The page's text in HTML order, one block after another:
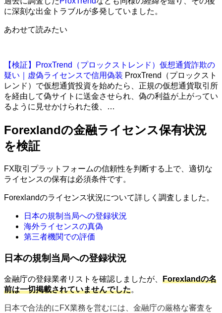
に深刻な出金トラブルが多発していました。
あわせて読みたい
【検証】ProxTrend（プロックストレンド）仮想通貨詐欺の
疑い｜虚偽ライセンスで信用偽装 ProxTrend（プロックスト
レンド）で仮想通貨投資を始めたら、正規の仮想通貨取引所
を経由して偽サイトに送金させられ、偽の利益が上がってい
るように見せかけられた後、…
Forexlandの金融ライセンス保有状況
を検証
FX取引プラットフォームの信頼性を判断する上で、適切な
ライセンスの保有は必須条件です。
Forexlandのライセンス状況について詳しく調査しました。
日本の規制当局への登録状況
海外ライセンスの真偽
第三者機関での評価
日本の規制当局への登録状況
金融庁の登録業者リストを確認しましたが、 Forexlandの名
前は一切掲載されていませんでした。
日本で合法的にFX業務を営むには、金融庁の厳格な審査を